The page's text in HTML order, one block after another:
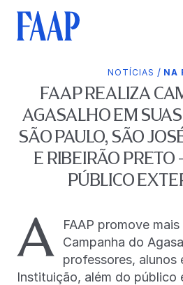
NOTÍCIAS / NA
FAAP REALIZA
AGASALHO EM
SÃO PAULO, SÃO
E RIBEIRÃO PRETO
PÚBLICO
A
FAAP promove
Campanha do
professores, alunos
Instituição, além do público